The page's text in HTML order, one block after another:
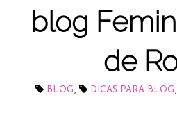
blog
de
BLOG DICAS PARA BLOG